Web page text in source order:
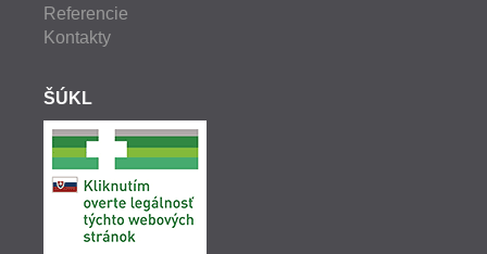
Referencie
Kontakty
ŠÚKL